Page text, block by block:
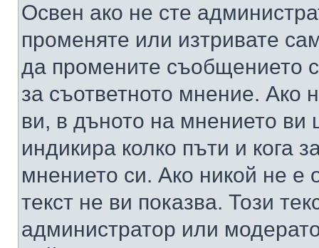
Освен ако не сте
променяте или изтривате
да промените съобщението
за съответното мнение. Ако
ви, в дъното на мнението ви
индикира колко пъти и кога
мнението си. Ако никой не е
текст не ви показва. Този
администратор или